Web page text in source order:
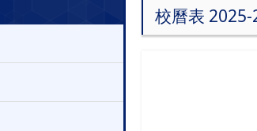
校曆表